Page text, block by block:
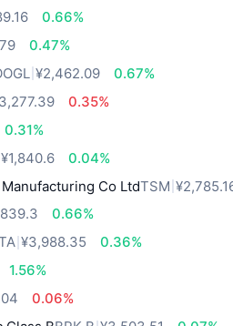
0.66%
0.47%
¥2,462.09
0.67%
0.35%
0.31%
¥1,840.6
0.04%
Co LtdTSM
0.66%
¥3,988.35
0.36%
1.56%
0.06%